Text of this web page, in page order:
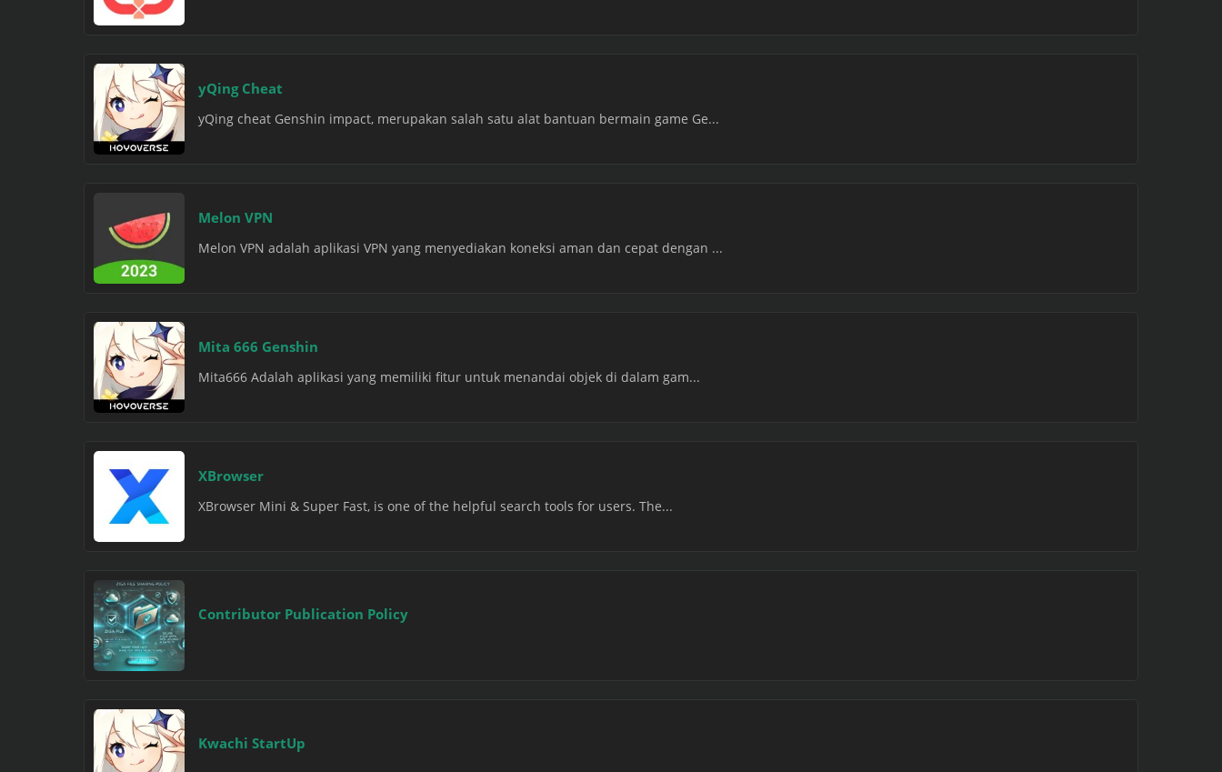
yQing Cheat
yQing cheat Genshin impact, merupakan salah satu alat bantuan bermain game Ge...
Melon VPN
Melon VPN adalah aplikasi VPN yang menyediakan koneksi aman dan cepat dengan ...
Mita 666 Genshin
Mita666 Adalah aplikasi yang memiliki fitur untuk menandai objek di dalam gam...
XBrowser
XBrowser Mini & Super Fast, is one of the helpful search tools for users. The...
Contributor Publication Policy
Kwachi StartUp